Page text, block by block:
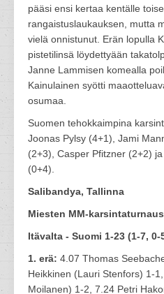
pääsi ensi kertaa kentälle
rangaistuslaukauksen, mutta
vielä onnistunut. Erän lopulla
pistetilinsä löydettyään
Janne Lammisen komealla
Kainulainen syötti
osumaa.
Suomen tehokkaimpina
Joonas Pylsy (4+1), Jami
(2+3), Casper Pfitzner (2+2)
(0+4).
Salibandya, Tallinna
Miesten MM-karsintaturnaus
Itävalta - Suomi 1-23 (1-7, 0-
1. erä: 4.07 Thomas
Heikkinen (Lauri Stenfors) 1-
Moilanen) 1-2, 7.24 Petri